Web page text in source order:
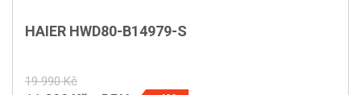
HAIER HWD80-B14979-S
19 990 Kč